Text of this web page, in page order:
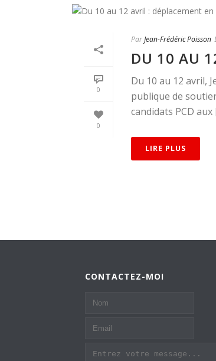
0
0
ParJean-Frédéric Poisson
DU 10 AU
Du 10 au 12 avril,
publique de
candidats PCD aux
LIRE PLUS
CONTACTEZ-MOI